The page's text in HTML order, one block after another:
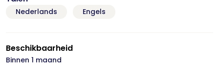
Nederlands Engels
Beschikbaarheid
Binnen 1 maand